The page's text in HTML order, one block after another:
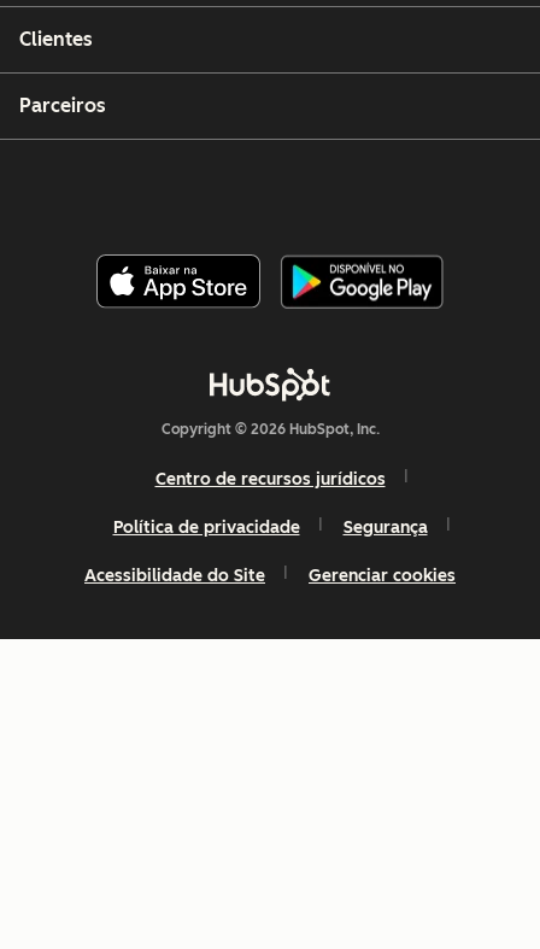
Clientes
Parceiros
Copyright © 2026 HubSpot, Inc.
Centro de recursos jurídicos
Política de privacidade Segurança
Acessibilidade do Site Gerenciar cookies